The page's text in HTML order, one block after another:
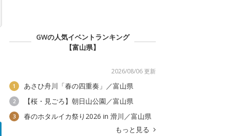
GWの人気イベントランキング
【富山県】
2026/08/06 更新
1 あさひ舟川「春の四重奏」／富山県
2 【桜・見ごろ】朝日山公園／富山県
3
春のホタルイカ祭り2026 in 滑川／富山県
もっと見る